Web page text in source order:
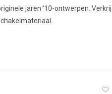
jaren ’10-ontwerpen.